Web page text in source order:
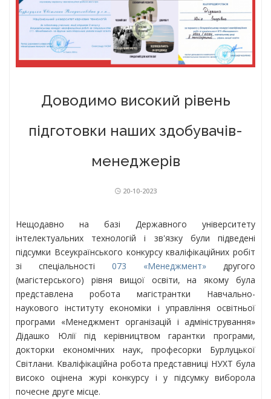
Доводимо високий рівень
підготовки наших здобувачів-
менеджерів
20-10-2023
Нещодавно на базі Державного університету
інтелектуальних технологій і зв'язку були підведені
підсумки Всеукраїнського конкурсу кваліфікаційних робіт
зі спеціальності 073 «Менеджмент» другого
(магістерського) рівня вищої освіти, на якому була
представлена робота магістрантки Навчально-
наукового інституту економіки і управління освітньої
програми «Менеджмент організацій і адміністрування»
Дідашко Юлії під керівництвом гарантки програми,
докторки економічних наук, професорки Бурлуцької
Світлани. Кваліфікаційна робота представниці НУХТ була
високо оцінена журі конкурсу і у підсумку виборола
почесне друге місце.